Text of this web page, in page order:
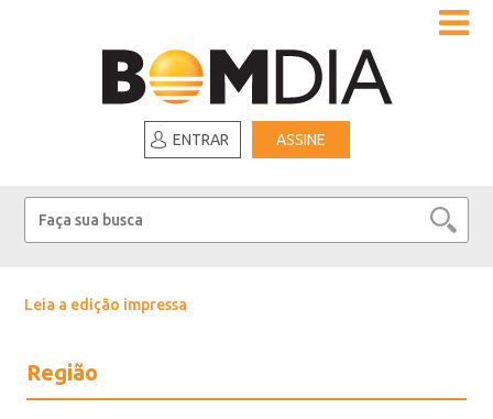
ENTRAR ASSINE
Leia a edição impressa
Região